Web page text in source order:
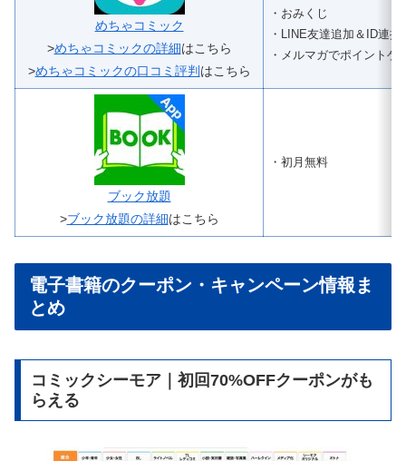
めちゃコミック
>めちゃコミックの詳細はこちら
>めちゃコミックの口コミ評判 はこちら
・おみくじ
・LINE友達追加＆ID連
・メルマガでポイントゲ
ブック放題
>ブック放題の詳細はこちら
・初月無料
電子書籍のクーポン・キャンペーン情報ま
とめ
コミックシーモア｜初回70%OFFクーポンがも
らえる